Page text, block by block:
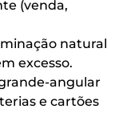
(venda,
natural
excesso.
angular
e cartões